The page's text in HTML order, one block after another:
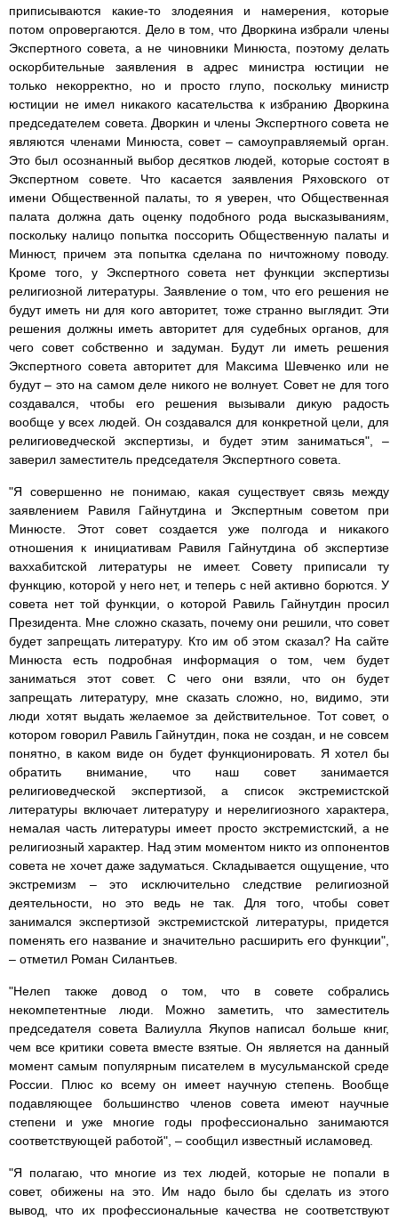
приписываются какие-то злодеяния и намерения, которые
потом опровергаются. Дело в том, что Дворкина избрали члены
Экспертного совета, а не чиновники Минюста, поэтому делать
оскорбительные заявления в адрес министра юстиции не
только некорректно, но и просто глупо, поскольку министр
юстиции не имел никакого касательства к избранию Дворкина
председателем совета. Дворкин и члены Экспертного совета не
являются членами Минюста, совет – самоуправляемый орган.
Это был осознанный выбор десятков людей, которые состоят в
Экспертном совете. Что касается заявления Ряховского от
имени Общественной палаты, то я уверен, что Общественная
палата должна дать оценку подобного рода высказываниям,
поскольку налицо попытка поссорить Общественную палаты и
Минюст, причем эта попытка сделана по ничтожному поводу.
Кроме того, у Экспертного совета нет функции экспертизы
религиозной литературы. Заявление о том, что его решения не
будут иметь ни для кого авторитет, тоже странно выглядит. Эти
решения должны иметь авторитет для судебных органов, для
чего совет собственно и задуман. Будут ли иметь решения
Экспертного совета авторитет для Максима Шевченко или не
будут – это на самом деле никого не волнует. Совет не для того
создавался, чтобы его решения вызывали дикую радость
вообще у всех людей. Он создавался для конкретной цели, для
религиоведческой экспертизы, и будет этим заниматься", –
заверил заместитель председателя Экспертного совета.
"Я совершенно не понимаю, какая существует связь между
заявлением Равиля Гайнутдина и Экспертным советом при
Минюсте. Этот совет создается уже полгода и никакого
отношения к инициативам Равиля Гайнутдина об экспертизе
ваххабитской литературы не имеет. Совету приписали ту
функцию, которой у него нет, и теперь с ней активно борются. У
совета нет той функции, о которой Равиль Гайнутдин просил
Президента. Мне сложно сказать, почему они решили, что совет
будет запрещать литературу. Кто им об этом сказал? На сайте
Минюста есть подробная информация о том, чем будет
заниматься этот совет. С чего они взяли, что он будет
запрещать литературу, мне сказать сложно, но, видимо, эти
люди хотят выдать желаемое за действительное. Тот совет, о
котором говорил Равиль Гайнутдин, пока не создан, и не совсем
понятно, в каком виде он будет функционировать. Я хотел бы
обратить внимание, что наш совет занимается
религиоведческой экспертизой, а список экстремистской
литературы включает литературу и нерелигиозного характера,
немалая часть литературы имеет просто экстремистский, а не
религиозный характер. Над этим моментом никто из оппонентов
совета не хочет даже задуматься. Складывается ощущение, что
экстремизм – это исключительно следствие религиозной
деятельности, но это ведь не так. Для того, чтобы совет
занимался экспертизой экстремистской литературы, придется
поменять его название и значительно расширить его функции",
– отметил Роман Силантьев.
"Нелеп также довод о том, что в совете собрались
некомпетентные люди. Можно заметить, что заместитель
председателя совета Валиулла Якупов написал больше книг,
чем все критики совета вместе взятые. Он является на данный
момент самым популярным писателем в мусульманской среде
России. Плюс ко всему он имеет научную степень. Вообще
подавляющее большинство членов совета имеют научные
степени и уже многие годы профессионально занимаются
соответствующей работой", – сообщил известный исламовед.
"Я полагаю, что многие из тех людей, которые не попали в
совет, обижены на это. Им надо было бы сделать из этого
вывод, что их профессиональные качества не соответствуют